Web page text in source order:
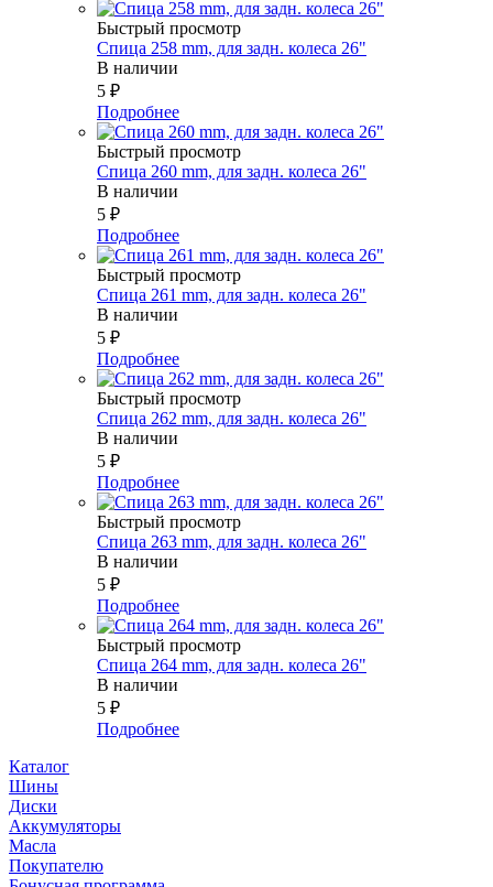
Быстрый просмотр
Спица 258 mm, для задн. колеса 26"
В наличии
5 ₽
Подробнее
Быстрый просмотр
Спица 260 mm, для задн. колеса 26"
В наличии
5 ₽
Подробнее
Быстрый просмотр
Спица 261 mm, для задн. колеса 26"
В наличии
5 ₽
Подробнее
Быстрый просмотр
Спица 262 mm, для задн. колеса 26"
В наличии
5 ₽
Подробнее
Быстрый просмотр
Спица 263 mm, для задн. колеса 26"
В наличии
5 ₽
Подробнее
Быстрый просмотр
Спица 264 mm, для задн. колеса 26"
В наличии
5 ₽
Подробнее
Каталог
Шины
Диски
Аккумуляторы
Масла
Покупателю